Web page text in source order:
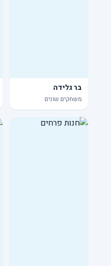
בר גלידה
משחקים שונים